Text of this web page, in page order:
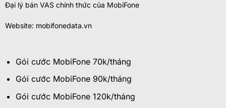
Đại lý bán VAS chính thức của MobiFone
Website: mobifonedata.vn
Gói cước MobiFone 70k/tháng
Gói cước MobiFone 90k/tháng
Gói cước MobiFone 120k/tháng